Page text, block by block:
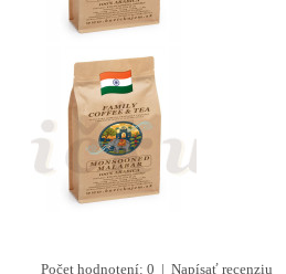
Počet hodnotení: 0 | Napísať recenziu